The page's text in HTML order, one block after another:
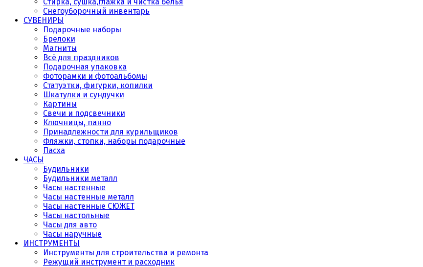
Снегоуборочный инвентарь
СУВЕНИРЫ
Подарочные наборы
Брелоки
Магниты
Всё для праздников
Подарочная упаковка
Фоторамки и фотоальбомы
Статуэтки, фигурки, копилки
Шкатулки и сундучки
Картины
Свечи и подсвечники
Ключницы, панно
Принадлежности для курильщиков
Фляжки, стопки, наборы подарочные
Пасха
ЧАСЫ
Будильники
Будильники металл
Часы настенные
Часы настенные металл
Часы настенные СЮЖЕТ
Часы настольные
Часы для авто
Часы наручные
ИНСТРУМЕНТЫ
Инструменты для строительства и ремонта
Режущий инструмент и расходник